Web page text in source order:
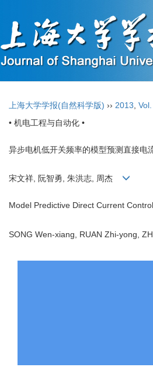
上海大学学报(自然科学版) ›› 2013
• 机电工程与自动化 •
异步电机低开关频率的模型预测直接电
宋文祥, 阮智勇, 朱洪志, 周杰
Model Predictive Direct Current
SONG Wen-xiang, RUAN Zhi-yong,